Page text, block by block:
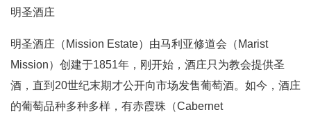
明圣酒庄
明圣酒庄（Mission Estate）由马利亚修道会（Marist
Mission）创建于1851年，刚开始，酒庄只为教会提供圣
酒，直到20世纪末期才公开向市场发售葡萄酒。如今，酒庄
的葡萄品种多种多样，有赤霞珠（Cabernet